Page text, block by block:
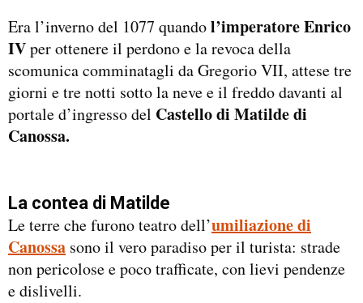
Era l’inverno del 1077 quandol’imperatore Enrico
IVper ottenere il perdono e la revoca della
scomunica comminatagli da Gregorio VII, attese tre
giorni e tre notti sotto la neve e il freddo davanti al
portale d’ingresso del Castello di Matilde di
Canossa.
La contea di Matilde
Le terre che furono teatro dell’umiliazione di
Canossa sono il vero paradiso per il turista: strade
non pericolose e poco trafficate, con lievi pendenze
e dislivelli.